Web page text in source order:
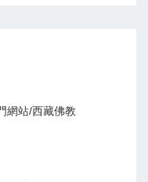
網站/西藏佛教